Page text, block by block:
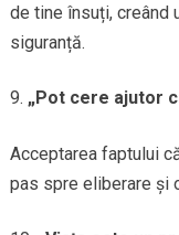
de tine însuți, creând
siguranță.
„Pot cere ajutor
Acceptarea faptului
pas spre eliberare și